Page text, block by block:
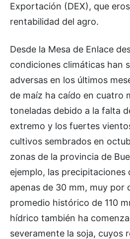
Exportación (DEX), que
rentabilidad del agro.
Desde la Mesa de Enlace
condiciones climáticas han
adversas en los últimos
de maíz ha caído en cuatro
toneladas debido a la falta
extremo y los fuertes
cultivos sembrados en
zonas de la provincia de
ejemplo, las precipitaciones
apenas de 30 mm, muy por
promedio histórico de 110
hídrico también ha
severamente la soja, cuyos